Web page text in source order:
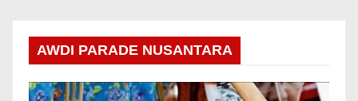
AWDI PARADE NUSANTARA